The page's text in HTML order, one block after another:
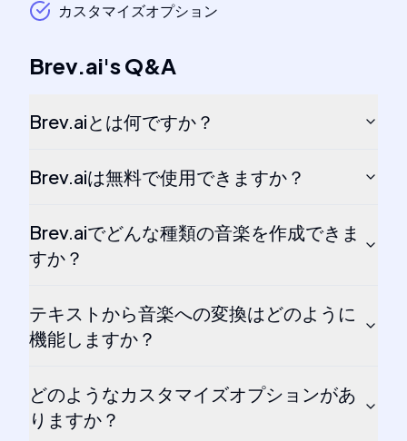
カスタマイズオプション
Brev.ai'sQ&A
Brev.aiとは何ですか？
Brev.aiは無料で使用できますか？
Brev.aiでどんな種類の音楽を作成できま
すか？
テキストから音楽への変換はどのように
機能しますか？
どのようなカスタマイズオプションがあ
りますか？